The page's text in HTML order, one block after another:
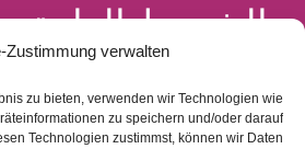
Zustimmung verwalten
zu bieten, verwenden wir Technologien wie
zu speichern und/oder darauf
Technologien zustimmst, können wir Daten
الشروط العامة
والخدمات